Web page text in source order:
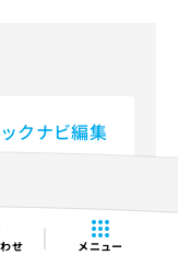
せ メニュー
クナビ編集
のクリニックデ
域に合った医療
クリニック検索